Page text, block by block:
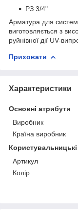
РЗ 3/4"
Арматура для
виготовляється з
руйнівної дії UV-
Приховати
Характеристики
Основні атрибути
Виробник
Країна виробник
Артикул
Колір